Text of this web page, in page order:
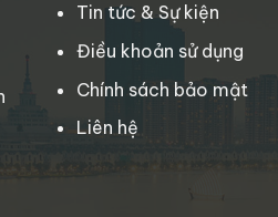
Tin tức & Sự kiện
Điều khoản sử dụng
Chính sách bảo mật
Liên hệ